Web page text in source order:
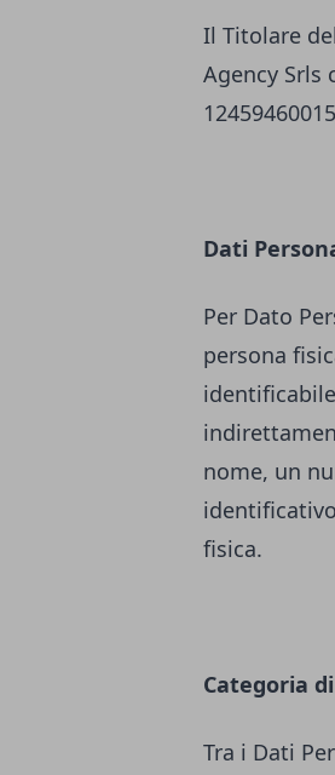
Il Titolare
Agency Srls
Dati
Per Dato
persona
nome, un
fisica.
Categoria
Tra i Dati